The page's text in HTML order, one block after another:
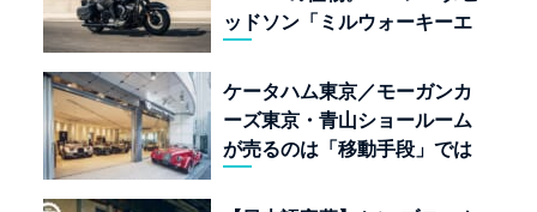
ッドソン「ミルウォーキーエ
ケータハム東京／モーガンカ
ーズ東京・青山ショールーム
が売るのは「移動手段」では